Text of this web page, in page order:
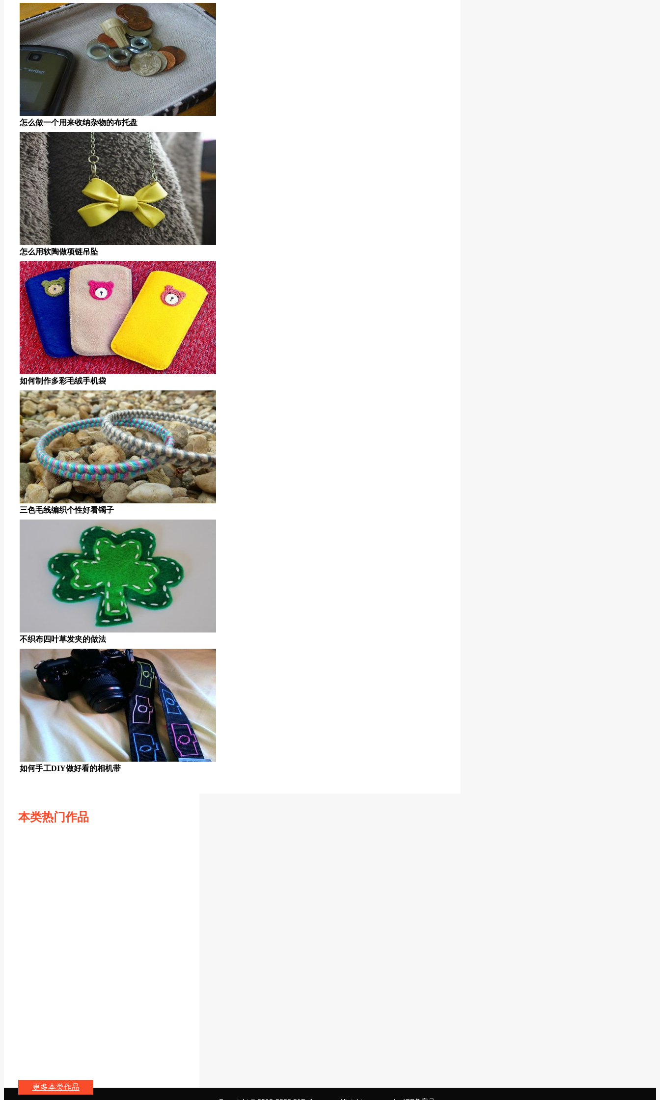
怎么做一个用来收纳杂物的布托盘
怎么用软陶做项链吊坠
如何制作多彩毛绒手机袋
三色毛线编织个性好看镯子
不织布四叶草发夹的做法
如何手工DIY做好看的相机带
本类热门作品
更多本类作品